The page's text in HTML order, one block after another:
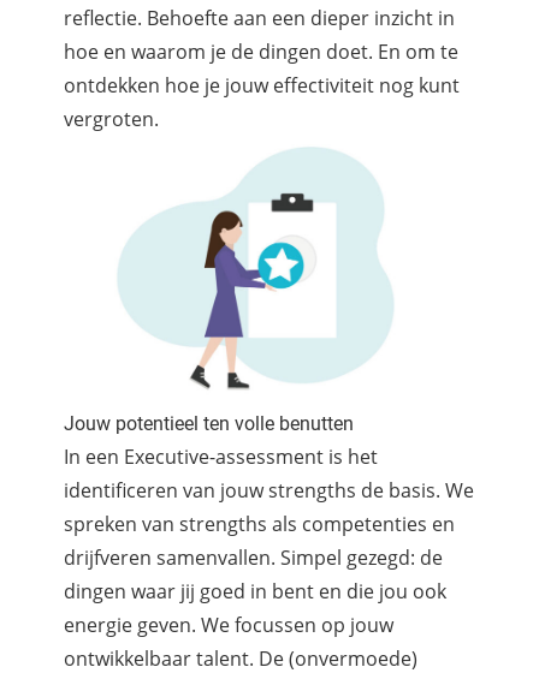
reflectie. Behoefte aan een dieper inzicht in
hoe en waarom je de dingen doet. En om te
ontdekken hoe je jouw effectiviteit nog kunt
vergroten.
Jouw potentieel ten volle benutten
In een Executive-assessment is het
identificeren van jouw strengths de basis. We
spreken van strengths als competenties en
drijfveren samenvallen. Simpel gezegd: de
dingen waar jij goed in bent en die jou ook
energie geven. We focussen op jouw
ontwikkelbaar talent. De (onvermoede)